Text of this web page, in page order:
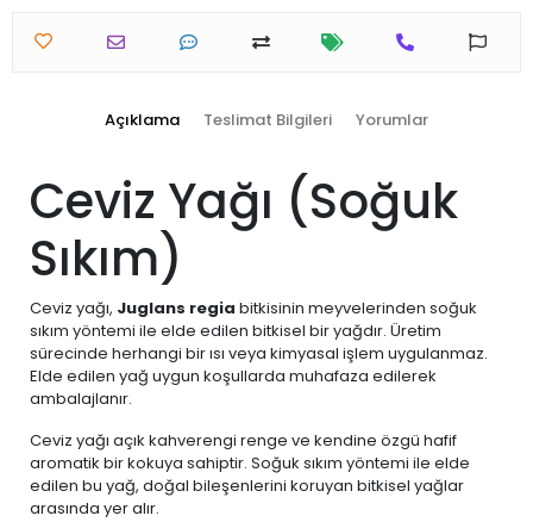
Açıklama Teslimat Bilgileri Yorumlar
Ceviz Yağı (Soğuk
Sıkım)
Ceviz yağı, Juglans regia bitkisinin meyvelerinden soğuk
sıkım yöntemi ile elde edilen bitkisel bir yağdır. Üretim
sürecinde herhangi bir ısı veya kimyasal işlem uygulanmaz.
Elde edilen yağ uygun koşullarda muhafaza edilerek
ambalajlanır.
Ceviz yağı açık kahverengi renge ve kendine özgü hafif
aromatik bir kokuya sahiptir. Soğuk sıkım yöntemi ile elde
edilen bu yağ, doğal bileşenlerini koruyan bitkisel yağlar
arasında yer alır.